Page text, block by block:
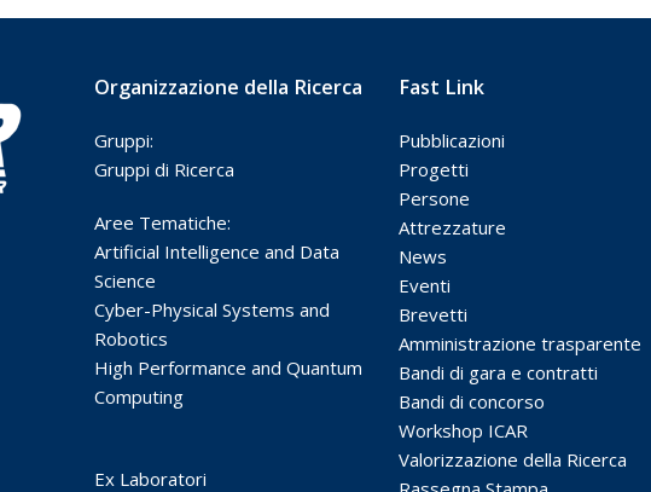
Organizzazione della Ricerca
Gruppi:
Gruppi di Ricerca
Aree Tematiche:
Artificial Intelligence and Data
Science
Cyber-Physical Systems and
Robotics
High Performance and Quantum
Computing
Ex Laboratori
Fast Link
Pubblicazioni
Progetti
Persone
Attrezzature
News
Eventi
Brevetti
Amministrazione trasparente
Bandi di gara e contratti
Bandi di concorso
Workshop ICAR
Valorizzazione della Ricerca